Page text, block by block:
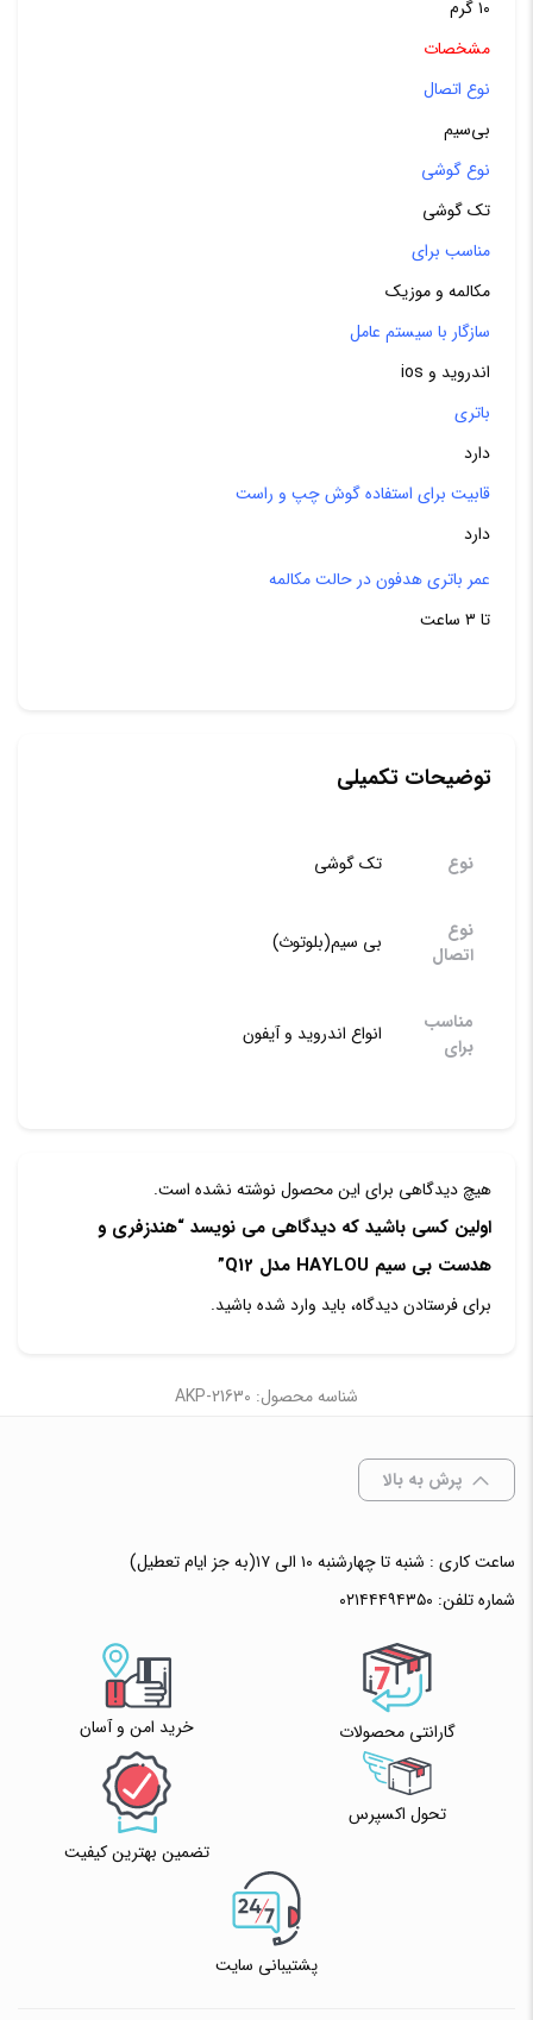
۱۰ گرم
مشخصات
نوع اتصال
بی‌سیم
نوع گوشی
تک گوشی
مناسب برای
مکالمه و موزیک
سازگار با سیستم عامل
اندروید و ios
باتری
دارد
قابیت برای استفاده گوش چپ و راست
دارد
عمر باتری هدفون در حالت مکالمه
تا ۳ ساعت
توضیحات تکمیلی
نوع تک گوشی
نوع
اتصال
بی سیم(بلوتوث)
مناسب
برای
انواع اندروید و آیفون
هیچ دیدگاهی برای این محصول نوشته نشده است.
اولین کسی باشید که دیدگاهی می نویسد “هندزفری و
هدست بی سیم HAYLOU مدل Q12”
برای فرستادن دیدگاه، باید وارد شده باشید.
شناسه محصول: AKP-21630
پرش به بالا
ساعت کاری : شنبه تا چهارشنبه ۱۰ الی ۱۷(به جز ایام تعطیل)
شماره تلفن: ۰۲۱۴۴۴۹۴۳۵۰
گارانتی محصولات خرید امن و آسان
تحول اکسپرس
تضمین بهترین کیفیت
پشتیبانی سایت